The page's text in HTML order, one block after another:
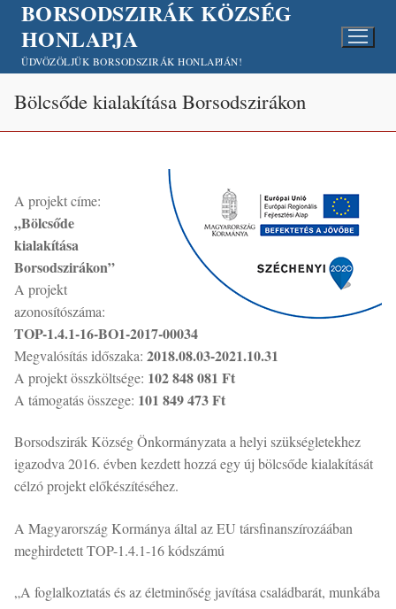
Ugrás
tartalomra
BORSODSZIRÁK KÖZSÉG
HONLAPJA
ÜDVÖZÖLJÜK BORSODSZIRÁK HONLAPJÁN!
Bölcsőde kialakítása Borsodszirákon
A projekt címe:
„Bölcsőde
kialakítása
Borsodszirákon”
A projekt
azonosítószáma:
TOP-1.4.1-16-BO1-2017-00034
Megvalósítás időszaka: 2018.08.03-2021.10.31
A projekt összköltsége: 102 848 081 Ft
A támogatás összege: 101 849 473 Ft
Borsodszirák Község Önkormányzata a helyi szükségletekhez
igazodva 2016. évben kezdett hozzá egy új bölcsőde kialakítását
célzó projekt előkészítéséhez.
A Magyarország Kormánya által az EU társfinanszírozáában
meghirdetett TOP-1.4.1-16 kódszámú
„A foglalkoztatás és az életminőség javítása családbarát, munkába